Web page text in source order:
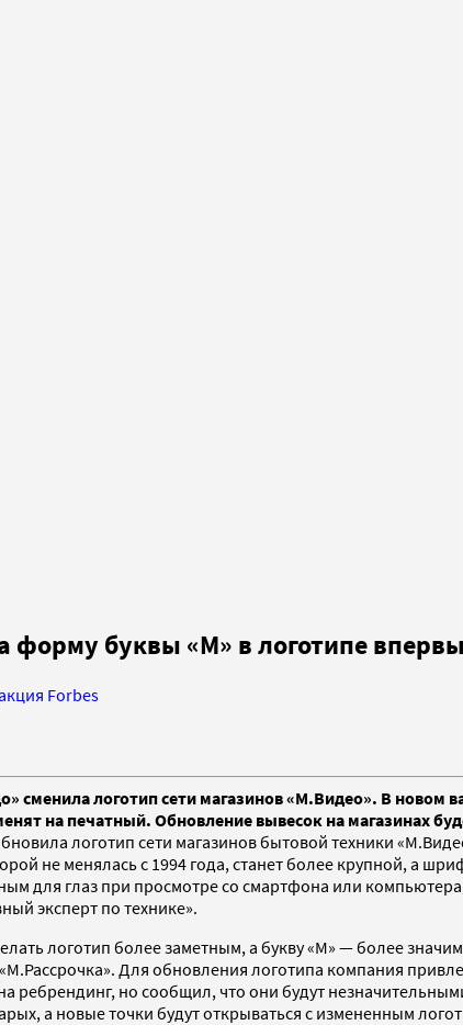
буквы «М» в логотипе
Forbes
сменила логотип сети магазинов «М.Видео». В новом
на печатный. Обновление вывесок на магазинах
логотип сети магазинов бытовой техники
не менялась с 1994 года, станет более крупной, а
для глаз при просмотре со смартфона или
эксперт по технике».
логотип более заметным, а букву «М» — более
Для обновления логотипа компания
ребрендинг, но сообщил, что они будут
а новые точки будут открываться с измененным